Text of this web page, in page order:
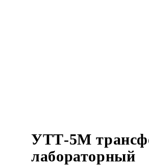
УТТ-5М
лабораторный